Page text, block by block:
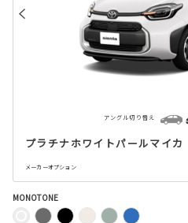
プラチナホワイトパールマイカ
メーカーオプション
アングル切り替え
MONOTONE